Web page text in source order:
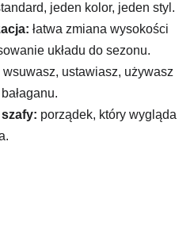
jeden kolor, jeden styl.
łatwa zmiana wysokości
układu do sezonu.
wsuwasz, ustawiasz, używasz
porządek, który wygląda